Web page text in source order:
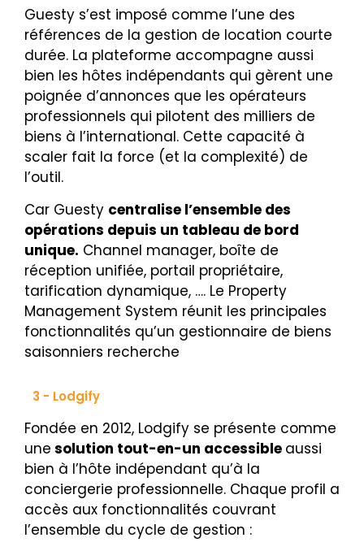
Guesty s’est imposé comme l’une des
références de la gestion de location courte
durée. La plateforme accompagne aussi
bien les hôtes indépendants qui gèrent une
poignée d’annonces que les opérateurs
professionnels qui pilotent des milliers de
biens à l’international. Cette capacité à
scaler fait la force (et la complexité) de
l’outil.
Car Guesty centralise l’ensemble des
opérations depuis un tableau de bord
unique. Channel manager, boîte de
réception unifiée, portail propriétaire,
tarification dynamique, …. Le Property
Management System réunit les principales
fonctionnalités qu’un gestionnaire de biens
saisonniers recherche
3 - Lodgify
Fondée en 2012, Lodgify se présente comme
une solution tout-en-un accessible aussi
bien à l’hôte indépendant qu’à la
conciergerie professionnelle. Chaque profil a
accès aux fonctionnalités couvrant
l’ensemble du cycle de gestion :